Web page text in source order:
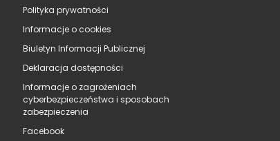
Polityka prywatności
Informacje o cookies
Biuletyn Informacji Publicznej
Deklaracja dostępności
Informacje o zagrożeniach
cyberbezpieczeństwa i sposobach
zabezpieczenia
Facebook